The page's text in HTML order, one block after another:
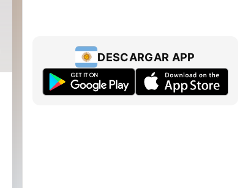
DESCARGAR APP